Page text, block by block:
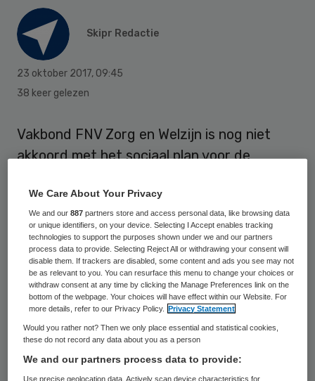
Skipr Redactie
23 oktober 2017, 09:45
38 keer gelezen
Vakbond FNV Zorg en Welzijn is nog niet
akkoord met het sociaal plan voor de
Zwolle. De drie andere betrokken bonden
hebben wel getekend. Dit meldt het AD.
Bij Zorgspectrum Het Zandverdwijnen
honderd voltijdsbanen, zo bleek eind
september. Het gaat om zowel
zorgfuncties als ondersteunende functies.
De maatregelen zijn volgens de raad van
bestuur nodig vanwege de slechte
We Care About Your Privacy
We and our887 partners store and access personal data, like browsing data
or unique identifiers, on your device. Selecting I Accept enables tracking
technologies to support the purposes shown under we and our partners
process data to provide. Selecting Reject All or withdrawing your consent will
disable them. If trackers are disabled, some content and ads you see may not
be as relevant to you. You can resurface this menu to change your choices or
withdraw consent at any time by clicking the Manage Preferences link on the
bottom of the webpage. Your choices will have effect within our Website. For
more details, refer to our Privacy Policy.
Privacy Statement
Would you rather not? Then we only place essential and statistical cookies,
these do not record any data about you as a person
We and our partners process data to provide:
Use precise geolocation data. Actively scan device characteristics for